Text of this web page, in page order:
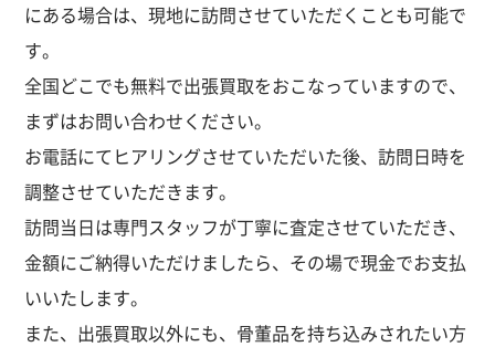
にある場合は、現地に訪問させていただくことも可能で
す。
全国どこでも無料で出張買取をおこなっていますので、
まずはお問い合わせください。
お電話にてヒアリングさせていただいた後、訪問日時を
調整させていただきます。
訪問当日は専門スタッフが丁寧に査定させていただき、
金額にご納得いただけましたら、その場で現金でお支払
いいたします。
また、出張買取以外にも、骨董品を持ち込みされたい方